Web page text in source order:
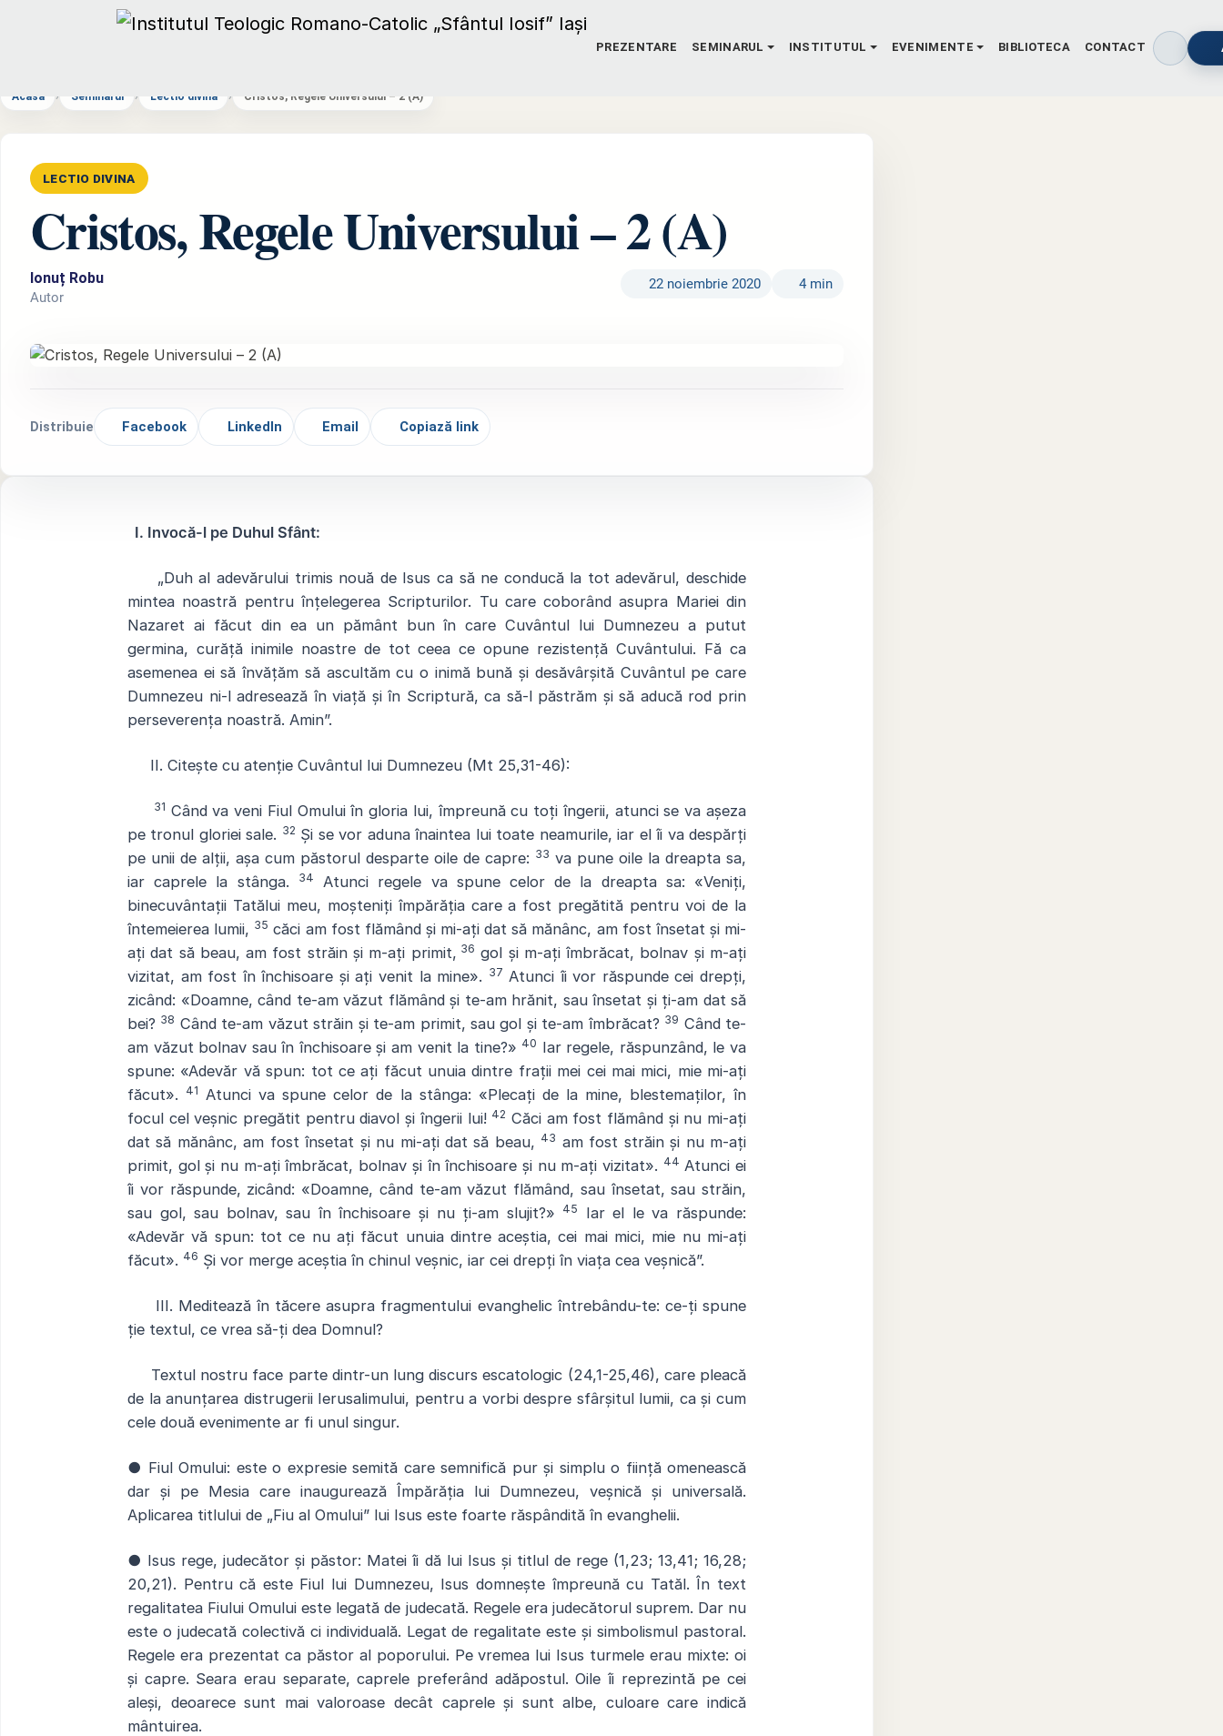
PREZENTARE SEMINARUL INSTITUTUL EVENIMENTE BIBLIOTECA CONTACT
Acasă › Seminarul › Lectio divina › Cristos, Regele Universului – 2 (A)
LECTIO DIVINA
Cristos, Regele Universului – 2 (A)
Ionuț Robu
Autor
22 noiembrie 2020 4 min
Distribuie Facebook LinkedIn Email Copiază link
I. Invocă-l pe Duhul Sfânt:
„Duh al adevărului trimis nouă de Isus ca să ne conducă la tot adevărul, deschide
mintea noastră pentru înțelegerea Scripturilor. Tu care coborând asupra Mariei din
Nazaret ai făcut din ea un pământ bun în care Cuvântul lui Dumnezeu a putut
germina, curăță inimile noastre de tot ceea ce opune rezistență Cuvântului. Fă ca
asemenea ei să învățăm să ascultăm cu o inimă bună și desăvârșită Cuvântul pe care
Dumnezeu ni-l adresează în viață și în Scriptură, ca să-l păstrăm și să aducă rod prin
perseverența noastră. Amin”.
II. Citește cu atenție Cuvântul lui Dumnezeu (Mt 25,31-46):
31 Când va veni Fiul Omului în gloria lui, împreună cu toți îngerii, atunci se va așeza
pe tronul gloriei sale. 32 Și se vor aduna înaintea lui toate neamurile, iar el îi va despărți
pe unii de alții, așa cum păstorul desparte oile de capre: 33 va pune oile la dreapta sa,
iar caprele la stânga.
34
Atunci regele va spune celor de la dreapta sa: «Veniți,
binecuvântații Tatălui meu, moșteniți împărăția care a fost pregătită pentru voi de la
întemeierea lumii, 35 căci am fost flămând și mi-ați dat să mănânc, am fost însetat și mi-
ați dat să beau, am fost străin și m-ați primit, 36 gol și m-ați îmbrăcat, bolnav și m-ați
vizitat, am fost în închisoare și ați venit la mine». 37 Atunci îi vor răspunde cei drepți,
zicând: «Doamne, când te-am văzut flămând și te-am hrănit, sau însetat și ți-am dat să
bei? 38 Când te-am văzut străin și te-am primit, sau gol și te-am îmbrăcat? 39 Când te-
am văzut bolnav sau în închisoare și am venit la tine?» 40 Iar regele, răspunzând, le va
spune: «Adevăr vă spun: tot ce ați făcut unuia dintre frații mei cei mai mici, mie mi-ați
făcut».
41 Atunci va spune celor de la stânga: «Plecați de la mine, blestemaților, în
focul cel veșnic pregătit pentru diavol și îngerii lui! 42 Căci am fost flămând și nu mi-ați
dat să mănânc, am fost însetat și nu mi-ați dat să beau, 43 am fost străin și nu m-ați
primit, gol și nu m-ați îmbrăcat, bolnav și în închisoare și nu m-ați vizitat». 44 Atunci ei
îi vor răspunde, zicând: «Doamne, când te-am văzut flămând, sau însetat, sau străin,
sau gol, sau bolnav, sau în închisoare și nu ți-am slujit?»
45
Iar el le va răspunde:
«Adevăr vă spun: tot ce nu ați făcut unuia dintre aceștia, cei mai mici, mie nu mi-ați
făcut». 46 Și vor merge aceștia în chinul veșnic, iar cei drepți în viața cea veșnică”.
III. Meditează în tăcere asupra fragmentului evanghelic întrebându-te: ce-ți spune
ție textul, ce vrea să-ți dea Domnul?
Textul nostru face parte dintr-un lung discurs escatologic (24,1-25,46), care pleacă
de la anunțarea distrugerii Ierusalimului, pentru a vorbi despre sfârșitul lumii, ca și cum
cele două evenimente ar fi unul singur.
● Fiul Omului: este o expresie semită care semnifică pur și simplu o ființă omenească
dar și pe Mesia care inaugurează Împărăția lui Dumnezeu, veșnică și universală.
Aplicarea titlului de „Fiu al Omului” lui Isus este foarte răspândită în evanghelii.
● Isus rege, judecător și păstor: Matei îi dă lui Isus și titlul de rege (1,23; 13,41; 16,28;
20,21). Pentru că este Fiul lui Dumnezeu, Isus domnește împreună cu Tatăl. În text
regalitatea Fiului Omului este legată de judecată. Regele era judecătorul suprem. Dar nu
este o judecată colectivă ci individuală. Legat de regalitate este și simbolismul pastoral.
Regele era prezentat ca păstor al poporului. Pe vremea lui Isus turmele erau mixte: oi
și capre. Seara erau separate, caprele preferând adăpostul. Oile îi reprezintă pe cei
aleși, deoarece sunt mai valoroase decât caprele și sunt albe, culoare care indică
mântuirea.